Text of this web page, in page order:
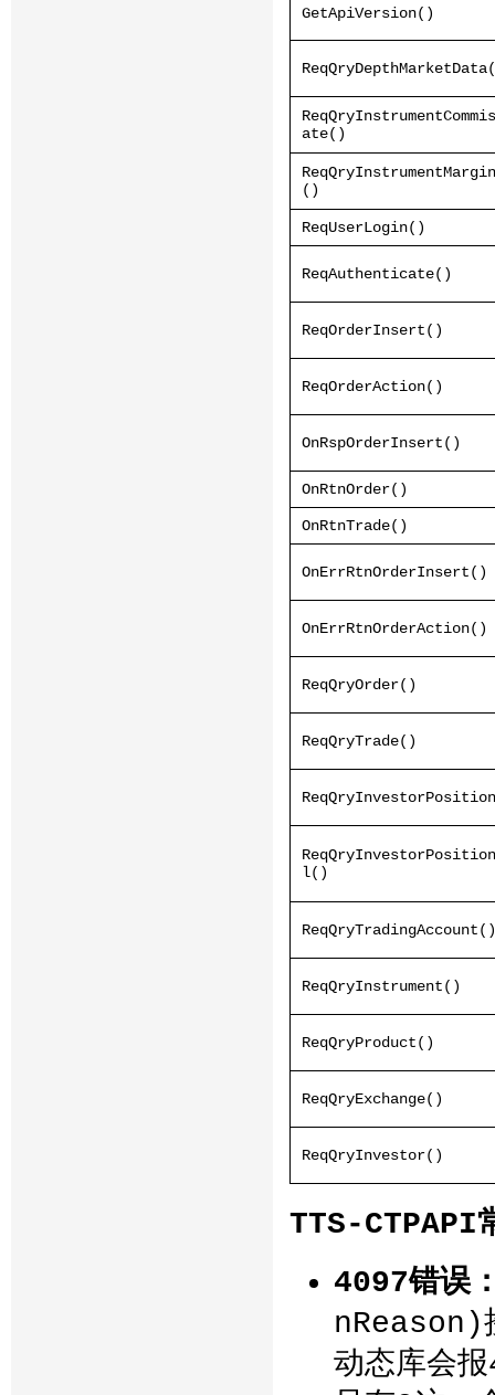
GetApiVersion()
ate()
()
ReqUserLogin()
ReqAuthenticate()
ReqOrderInsert()
ReqOrderAction()
OnRspOrderInsert()
OnRtnOrder()
OnRtnTrade()
OnErrRtnOrderInsert()
OnErrRtnOrderAction()
ReqQryOrder()
ReqQryTrade()
l()
ReqQryInstrument()
ReqQryProduct()
ReqQryExchange()
ReqQryInvestor()
TTS-CTPAPI
4097错误
nReason)
动态库会